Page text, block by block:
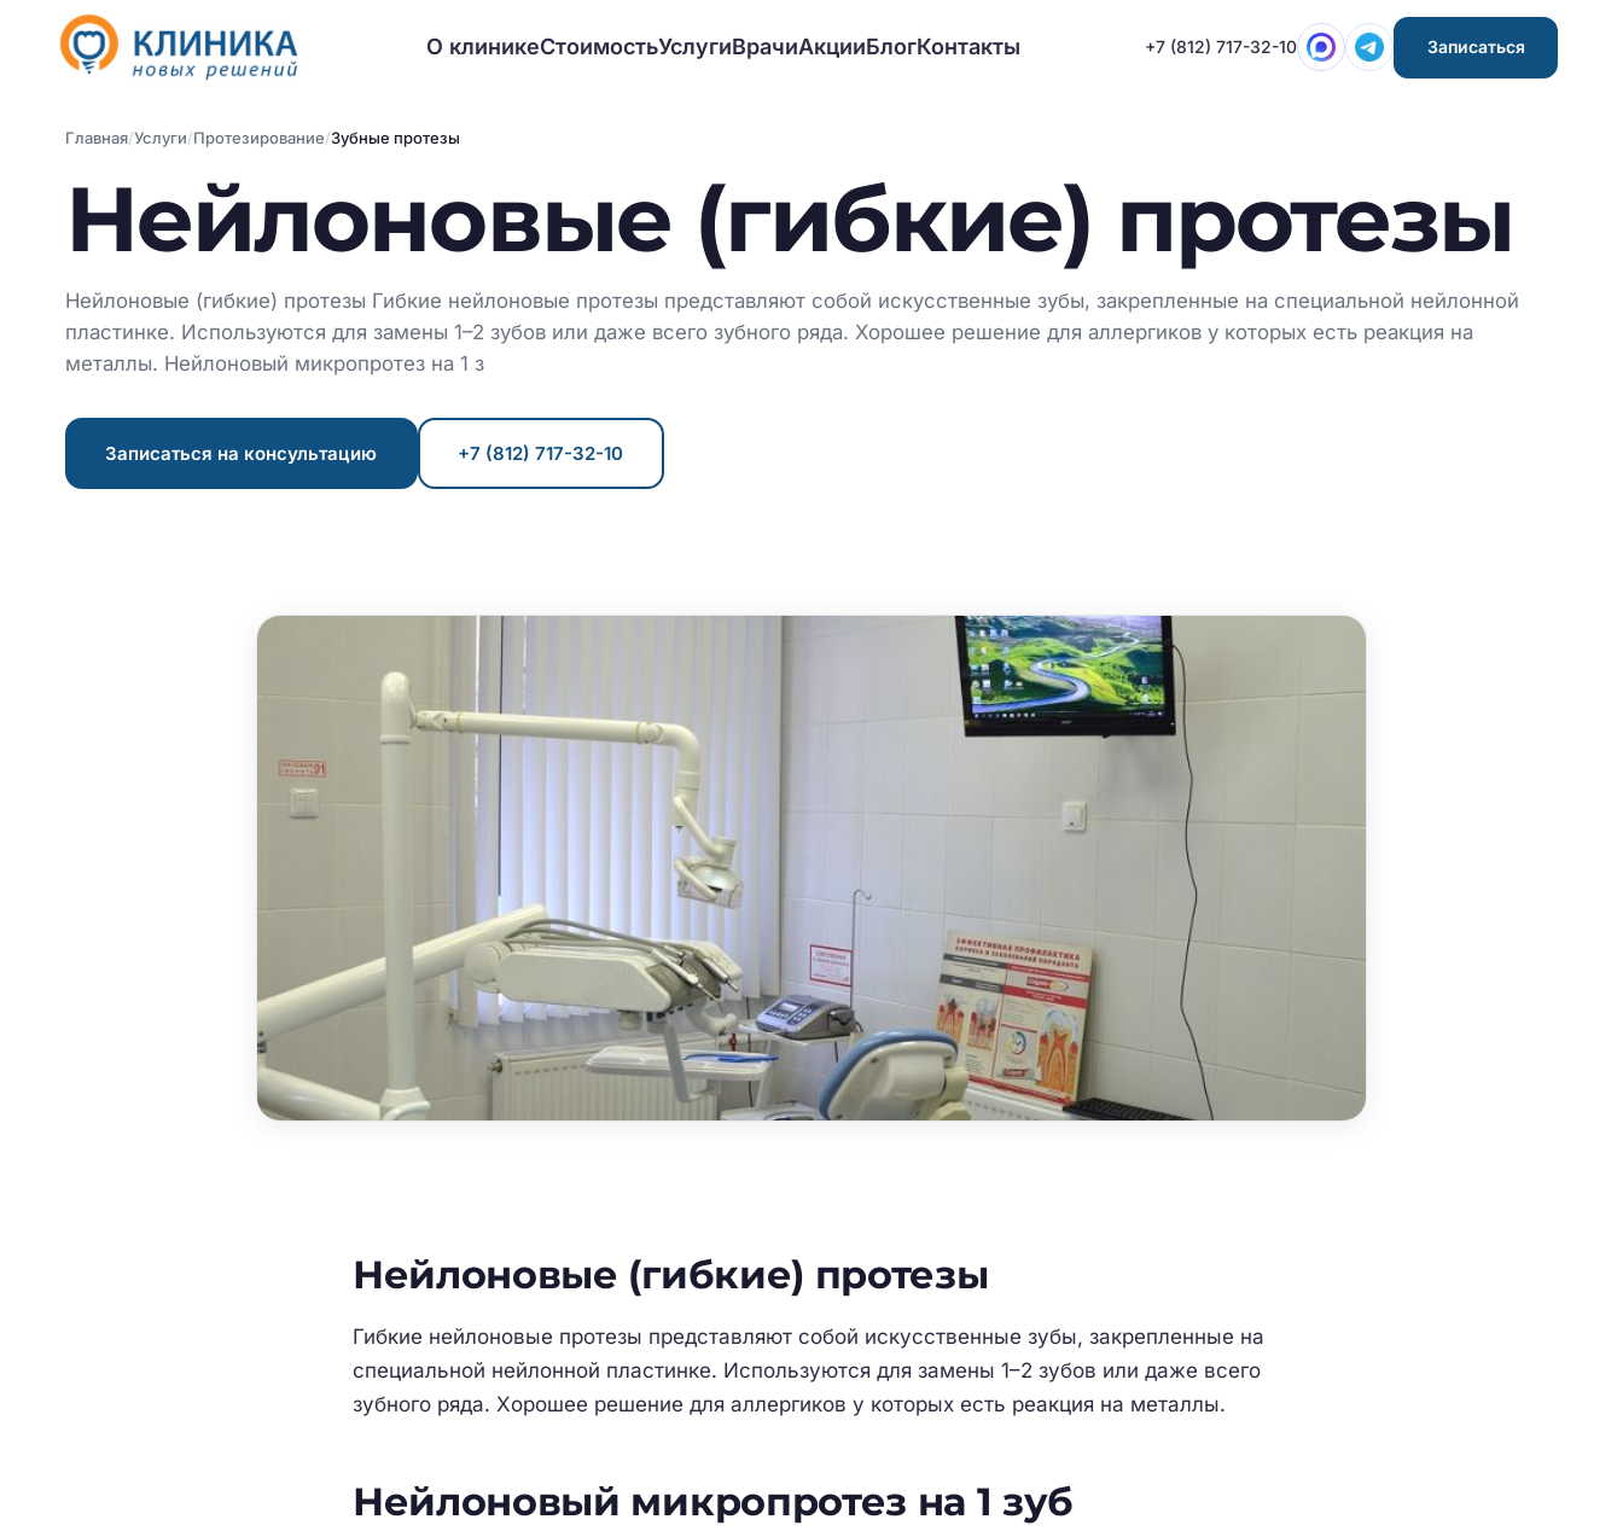
О клиникеСтоимостьУслугиВрачиАкцииБлогКонтакты +7 (812) 717-32-10 Записаться
Главная/Услуги/Протезирование/Зубные протезы
Нейлоновые (гибкие) протезы
Нейлоновые (гибкие) протезы Гибкие нейлоновые протезы представляют собой искусственные зубы, закрепленные на специальной нейлонной
пластинке. Используются для замены 1–2 зубов или даже всего зубного ряда. Хорошее решение для аллергиков у которых есть реакция на
металлы. Нейлоновый микропротез на 1 з
Записаться на консультацию +7 (812) 717-32-10
Нейлоновые (гибкие) протезы
Гибкие нейлоновые протезы представляют собой искусственные зубы, закрепленные на
специальной нейлонной пластинке. Используются для замены 1–2 зубов или даже всего
зубного ряда. Хорошее решение для аллергиков у которых есть реакция на металлы.
Нейлоновый микропротез на 1 зуб